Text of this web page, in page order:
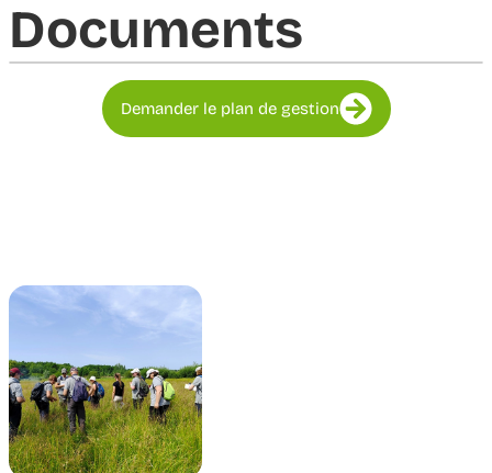
Documents​
Demander le plan de gestion